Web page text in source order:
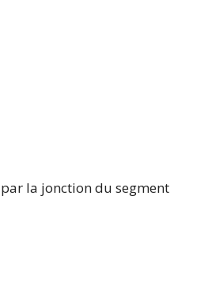
la jonction du segment